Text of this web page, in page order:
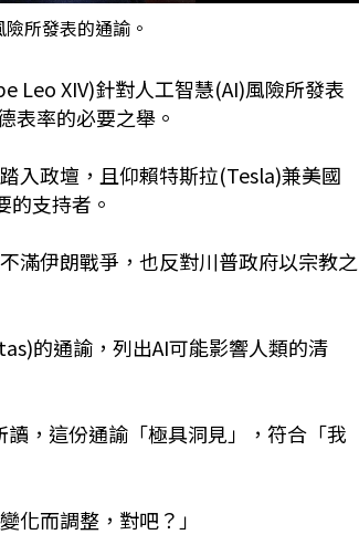
所發表的通諭。
Leo XIV)針對人工智慧(AI)風險所發表
表率的必要之舉。
入政壇，且仰賴特斯拉(Tesla)兼美國
支持者。
滿伊朗戰爭，也反對川普政府以宗教之
的通諭，列出AI可能影響人類的清
，這份通諭「極具洞見」，符合「我
化而調整，對吧？」